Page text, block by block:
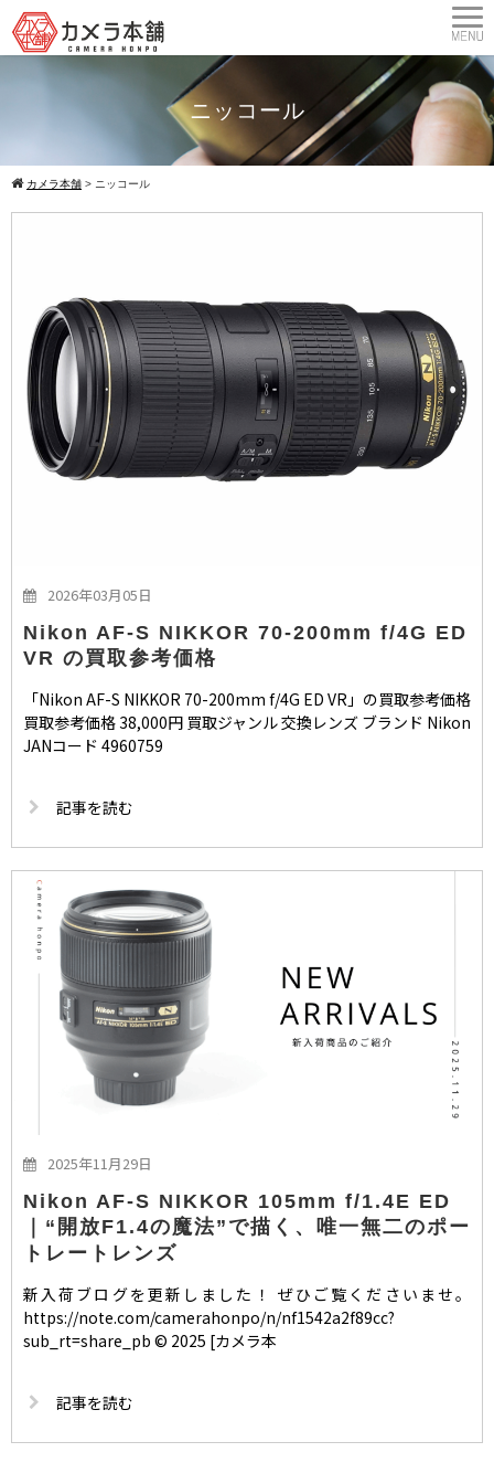
ニッコール
カメラ本舗 > ニッコール
2026年03月05日
Nikon AF-S NIKKOR 70-200mm f/4G ED
VR の買取参考価格
「Nikon AF-S NIKKOR 70-200mm f/4G ED VR」の買取参考価格
買取参考価格 38,000円 買取ジャンル 交換レンズ ブランド Nikon
JANコード 4960759
記事を読む
2025年11月29日
Nikon AF-S NIKKOR 105mm f/1.4E ED
｜“開放F1.4の魔法”で描く、唯一無二のポー
トレートレンズ
新入荷ブログを更新しました！ ぜひご覧くださいませ。
https://note.com/camerahonpo/n/nf1542a2f89cc?
sub_rt=share_pb © 2025 [カメラ本
記事を読む